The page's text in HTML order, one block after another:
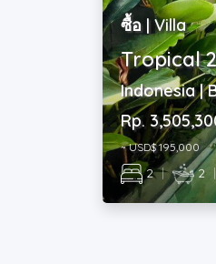
ซื้อ | Villa
Tropical
Indonesia |
Rp.
~ USD$ 195,000
2 | 2 |